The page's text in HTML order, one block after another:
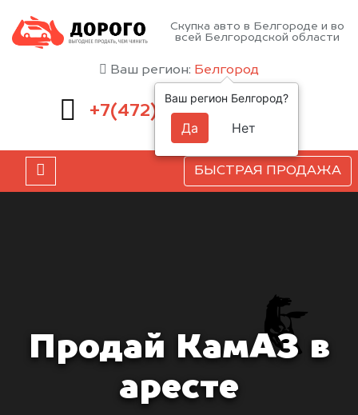
Скупка авто в Белгороде и во
всей Белгородской области
Ваш регион: Белгород
+7(472) 220-54-52
БЫСТРАЯ ПРОДАЖА
Продай КамАЗ в
аресте
Ваш регион Белгород?
Да Нет